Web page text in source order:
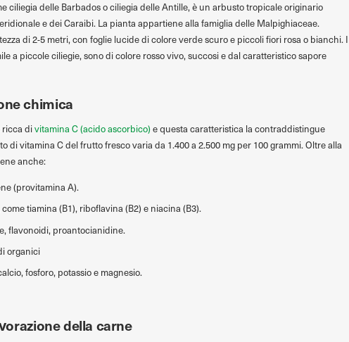
ciliegia delle Barbados o ciliegia delle Antille, è un arbusto tropicale originario
e dei Caraibi. La pianta appartiene alla famiglia delle Malpighiaceae.
di 2-5 metri, con foglie lucide di colore verde scuro e piccoli fiori rosa o bianchi. I
a piccole ciliegie, sono di colore rosso vivo, succosi e dal caratteristico sapore
chimica
ricca divitamina C (acido ascorbico)e questa caratteristica la contraddistingue
di vitamina C del frutto fresco varia da 1.400 a 2.500 mg per 100 grammi. Oltre alla
anche:
(provitamina A).
tiamina (B1), riboflavina (B2) e niacina (B3).
flavonoidi, proantocianidine.
organici
fosforo, potassio e magnesio.
della carne